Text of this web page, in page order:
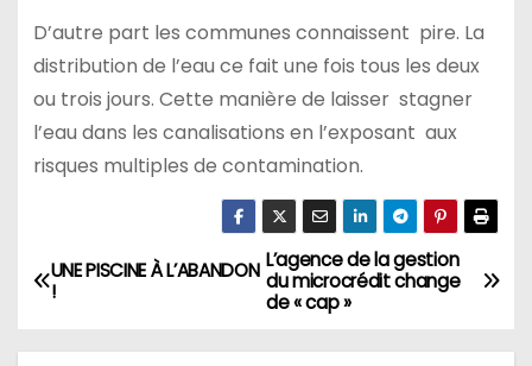
D’autre part les communes connaissent pire. La
distribution de l’eau ce fait une fois tous les deux
ou trois jours. Cette manière de laisser stagner
l’eau dans les canalisations en l’exposant aux
risques multiples de contamination.
N
L’agence de la gestion
du microcrédit change
de « cap »
UNE PISCINE À L’ABANDON
!